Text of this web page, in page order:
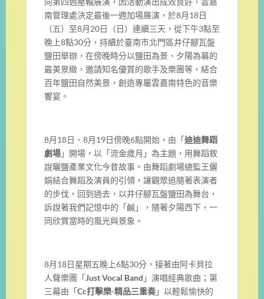
南管理處決定最後一週加場展演，於8月18日
（五）至8月20日（日）連續三天，從下午3點至
晚上8點30分，持續於臺南市北門區井仔腳瓦盤
鹽田舉辦，在傍晚時分以鹽田為景、夕陽為幕的
最美景緻，邀請知名優質的歌手及樂團等，結合
百年鹽田自然美景，創造專屬雲嘉南特色的音樂
饗宴。
8月18日、8月19日傍晚6點開始，由「迪迪舞蹈
劇場」開場，以「流金歲月」為主題，用舞蹈敘
說曬鹽產業文化今昔故事。由舞蹈劇場總監王儷
娟結合舞蹈及演員的引領，讓觀眾追隨著表演者
的步伐，回到過去，以井仔腳瓦盤鹽田為舞台，
訴說著我們記憶中的「鹹」，隨著夕陽西下，一
同欣賞當時的風光與景象。
8月18日星期五晚上6點30分，接著由阿卡貝拉
人聲樂團「Just Vocal Band 」演唱經典歌曲；第
三幕由「Cc打擊樂-精品三重奏」以輕鬆愉快的